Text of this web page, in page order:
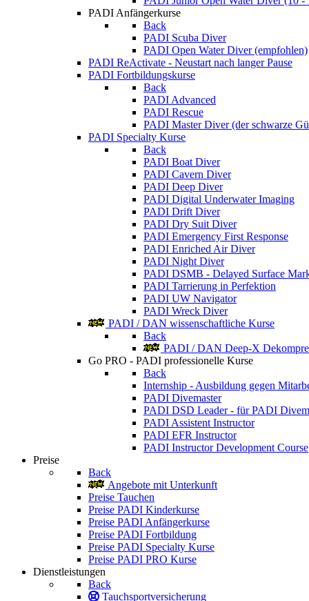
PADI Anfängerkurse
Back
PADI Scuba Diver
PADI Open Water Diver (empfohlen)
PADI ReActivate - Neustart nach langer Pause
PADI Fortbildungskurse
Back
PADI Advanced
PADI Rescue
PADI Master Diver (der schwarze
PADI Specialty Kurse
Back
PADI Boat Diver
PADI Cavern Diver
PADI Deep Diver
PADI Digital Underwater Imaging
PADI Drift Diver
PADI Dry Suit Diver
PADI Emergency First Response
PADI Enriched Air Diver
PADI Night Diver
PADI DSMB - Delayed Surface
PADI Tarrierung in Perfektion
PADI UW Navigator
PADI Wreck Diver
PADI / DAN wissenschaftliche Kurse
Back
PADI / DAN Deep-X
Go PRO - PADI professionelle Kurse
Back
Internship - Ausbildung gegen
PADI Divemaster
PADI DSD Leader - für PADI
PADI Assistent Instructor
PADI EFR Instructor
PADI Instructor Development Course
Preise
Back
Angebote mit Unterkunft
Preise Tauchen
Preise PADI Kinderkurse
Preise PADI Anfängerkurse
Preise PADI Fortbildung
Preise PADI Specialty Kurse
Preise PADI PRO Kurse
Dienstleistungen
Back
Tauchsportversicherung